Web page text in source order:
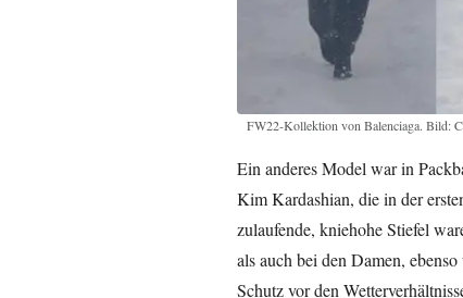
FW22-Kollektion von Balenciaga. Bild:
Ein anderes Model war in
Kim Kardashian, die in der
zulaufende, kniehohe Stiefel
als auch bei den Damen,
Schutz vor den